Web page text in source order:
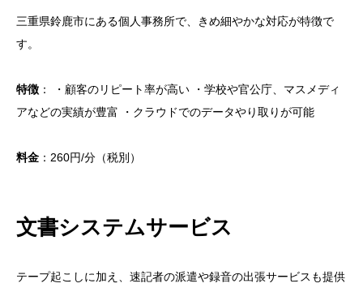
三重県鈴鹿市にある個人事務所で、きめ細やかな対応が特徴で
す。
特徴 ： ・顧客のリピート率が高い ・学校や官公庁、マスメディ
アなどの実績が豊富 ・クラウドでのデータやり取りが可能
料金 ：260円/分（税別）
文書システムサービス
テープ起こしに加え、速記者の派遣や録音の出張サービスも提供